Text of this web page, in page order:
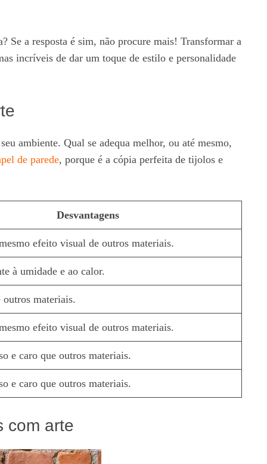
Se a resposta é sim, não procure mais! Transformar a
incríveis de dar um toque de estilo e personalidade
ambiente. Qual se adequa melhor, ou até mesmo,
de parede, porque é a cópia perfeita de tijolos e
Desvantagens
efeito visual de outros materiais.
à umidade e ao calor.
materiais.
efeito visual de outros materiais.
e caro que outros materiais.
e caro que outros materiais.
com arte